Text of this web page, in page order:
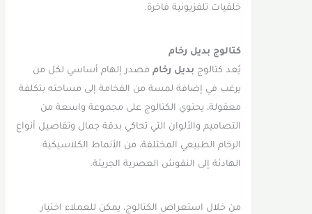
خلفيات تلفزيونية فاخرة.
كتالوج بديل رخام
يُعد كتالوجبديل رخام مصدر إلهام أساسي لكل من
يرغب في إضافة لمسة من الفخامة إلى مساحته بتكلفة
معقولة، يحتوي الكتالوج على مجموعة واسعة من
التصاميم والألوان التي تحاكي بدقة جمال وتفاصيل أنواع
الرخام الطبيعي المختلفة، من الأنماط الكلاسيكية
الهادئة إلى النقوش العصرية الجريئة.
من خلال استعراض الكتالوج، يمكن للعملاء اختيار